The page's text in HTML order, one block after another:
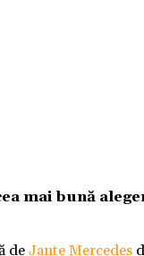
mai bună
deJante Mercedes